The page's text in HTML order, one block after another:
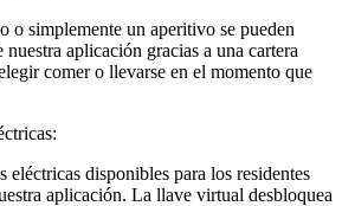
o simplemente un aperitivo se pueden
aplicación gracias a una cartera
comer o llevarse en el momento que
eléctricas disponibles para los residentes
aplicación. La llave virtual desbloquea